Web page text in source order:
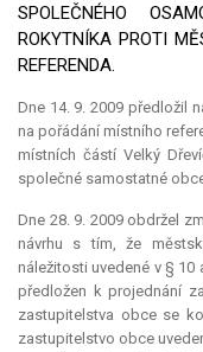
SPOLEČNÉHO
ROKYTNÍKA PROTI
REFERENDA.
Dne 14. 9. 2009 předložil
na pořádání místního
místních částí Velký
společné samostatné
Dne 28. 9. 2009 obdržel
návrhu s tím, že
náležitosti uvedené v § 10
předložen k projednání
zastupitelstva obce se
zastupitelstvo obce